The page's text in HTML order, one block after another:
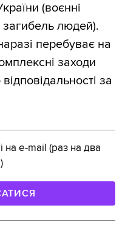
(воєнні
людей).
перебуває на
заходи
за
на e-mail (раз на два